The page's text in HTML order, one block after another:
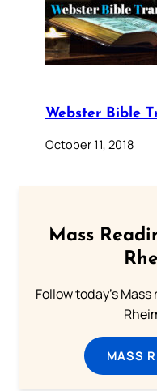
Webster Bible
October 11, 2018
Mass
Follow today's
MASS